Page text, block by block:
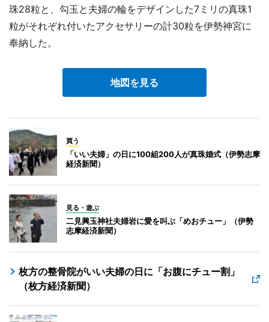
珠28粒と、勾玉と夫婦の輪をデザインした7ミリの真珠1
粒がそれぞれ付いたアクセサリーの計30粒を伊勢神宮に
奉納した。
地図を見る
買う
「いい夫婦」の日に100組200人が真珠婚式（伊勢志摩
経済新聞）
見る・遊ぶ
二見興玉神社夫婦岩に愛を叫ぶ「めおチュー」（伊勢
志摩経済新聞）
枚方の整骨院がいい夫婦の日に「お腹にチュー割」
（枚方経済新聞）